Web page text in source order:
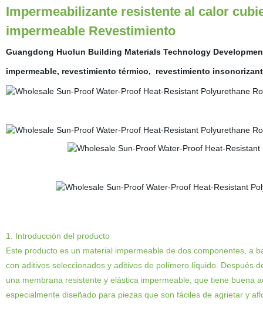
Impermeabilizante resistente al calor
impermeable Revestimiento
Guangdong Huolun Building Materials Technology
impermeable, revestimiento térmico, revestimiento
1. Introducción del producto
Este producto es un material impermeable de dos componentes, a
con aditivos seleccionados y aditivos de polímero líquido. Después
una membrana resistente y elástica impermeable, que tiene buena
especialmente diseñado para piezas que son fáciles de agrietar y